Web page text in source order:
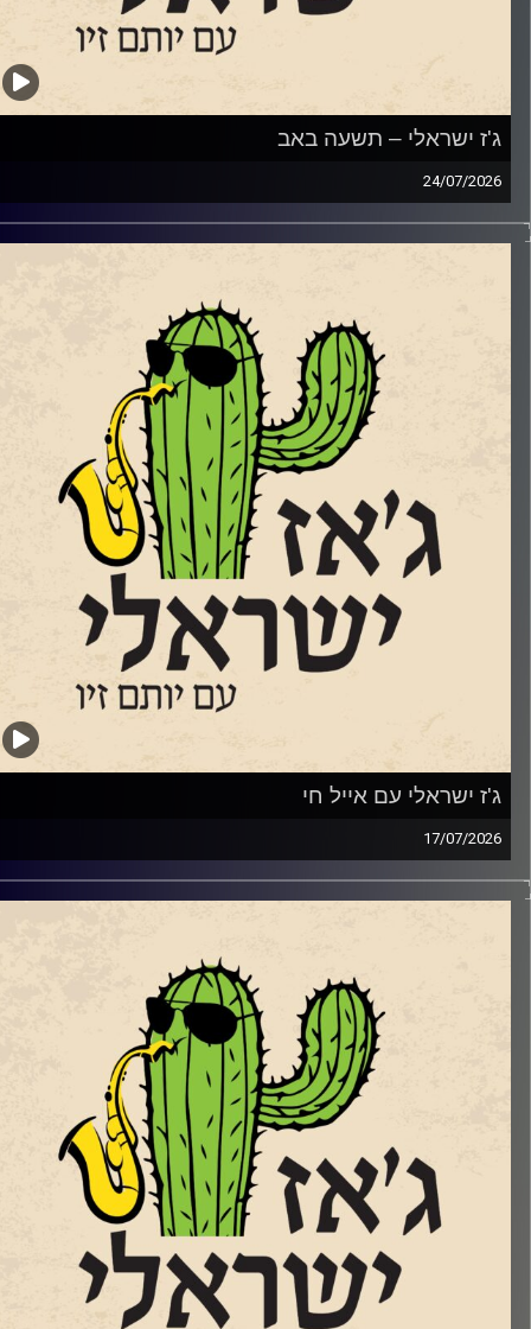
ישראלי – תשעה באב
24/07/
מאז ה 7.10.2023, הביטוי שנאת אחים או שנאת חינם או סתם
סתם שנאה, מקבל משמעות אחרת. ולצערינו לרבים מידי
לא אצל כולם זו אהבת חינם. אבל אנחנו תוכנית קירוב
תמידית שמנסה לקרב אוהבי מוזיקה ישראלים לג'ז הישראלי.
עושים זאת באהבה גדולה. אהבת חינם…השבוע בגלל
את תשעה באב ובגלל שאנחנו תוכנית ישראלית, שמענו
יותר שירים עם מילים אבל גם מוזיקה אינסטרומנטלית ללב
תמונות:רותם בר-אילן
ישראלי עם אייל חי
17/07/
חי,
Www.Instagram.com/
מלחין וזמר משיק בסוף החודש את "אל התפל"
השלישי והראשון בו הוא שר בעברית. מופע ההשקה
https://www.goshow.co.il/show/21434/
במועדון הג'ז "אממה" בתל אביב ב – 29.7.
עם אייל על הלימודים בברקלי והחיים בניו יורק וגם על
נגינה ומה שביניהן.
תמונות:רותם בר-אילן